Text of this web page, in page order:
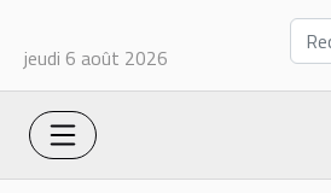
jeudi 6 août 2026